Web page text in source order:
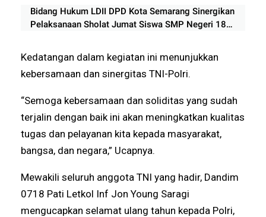
Bidang Hukum LDII DPD Kota Semarang Sinergikan
Pelaksanaan Sholat Jumat Siswa SMP Negeri 18
Kedatangan dalam kegiatan ini menunjukkan
kebersamaan dan sinergitas TNI-Polri.
“Semoga kebersamaan dan soliditas yang sudah
terjalin dengan baik ini akan meningkatkan kualitas
tugas dan pelayanan kita kepada masyarakat,
bangsa, dan negara,” Ucapnya.
Mewakili seluruh anggota TNI yang hadir, Dandim
0718 Pati Letkol Inf Jon Young Saragi
mengucapkan selamat ulang tahun kepada Polri,